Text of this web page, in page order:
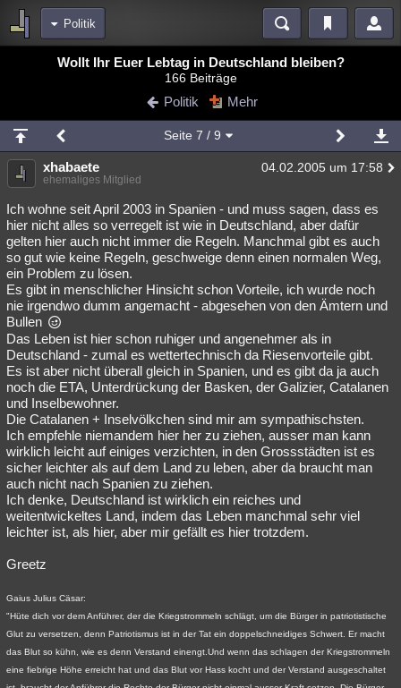
Politik
Blogs Videos
Chat Wiki Neuigkeiten
meine Rubriken
Menschen Wissenschaft Mystery Kriminalfälle
Spiritualität Verschwörungen Technologie Ufologie
Natur Umfragen Unterhaltung
weitere Rubriken
Philosophie Träume Orte Esoterik Literatur
Astronomie Helpdesk Gruppen Gaming Filme
Musik Clash Verbesserungen Allmystery English
Übersichten
Besucht Teilgenommen Alle Neue Geschlossen
Lesenswert Schlüsselwörter
Wollt Ihr Euer Lebtag in Deutschland bleiben?
166 Beiträge
Politik Mehr
Seite 7 / 9
xhabaete 04.02.2005 um 17:58
ehemaliges Mitglied
Ich wohne seit April 2003 in Spanien - und muss sagen, dass es
hier nicht alles so verregelt ist wie in Deutschland, aber dafür
gelten hier auch nicht immer die Regeln. Manchmal gibt es auch
so gut wie keine Regeln, geschweige denn einen normalen Weg,
ein Problem zu lösen.
Es gibt in menschlicher Hinsicht schon Vorteile, ich wurde noch
nie irgendwo dumm angemacht - abgesehen von den Ämtern und
Bullen
Das Leben ist hier schon ruhiger und angenehmer als in
Deutschland - zumal es wettertechnisch da Riesenvorteile gibt.
Es ist aber nicht überall gleich in Spanien, und es gibt da ja auch
noch die ETA, Unterdrückung der Basken, der Galizier, Catalanen
und Inselbewohner.
Die Catalanen + Inselvölkchen sind mir am sympathischsten.
Ich empfehle niemandem hier her zu ziehen, ausser man kann
wirklich leicht auf einiges verzichten, in den Grossstädten ist es
sicher leichter als auf dem Land zu leben, aber da braucht man
auch nicht nach Spanien zu ziehen.
Ich denke, Deutschland ist wirklich ein reiches und
weitentwickeltes Land, indem das Leben manchmal sehr viel
leichter ist, als hier, aber mir gefällt es hier trotzdem.
Greetz
Gaius Julius Cäsar:
"Hüte dich vor dem Anführer, der die Kriegstrommeln schlägt, um die Bürger in patriotistische
Glut zu versetzen, denn Patriotismus ist in der Tat ein doppelschneidiges Schwert. Er macht
das Blut so kühn, wie es denn Verstand einengt.Und wenn das schlagen der Kriegstrommeln
eine fiebrige Höhe erreicht hat und das Blut vor Hass kocht und der Verstand ausgeschaltet